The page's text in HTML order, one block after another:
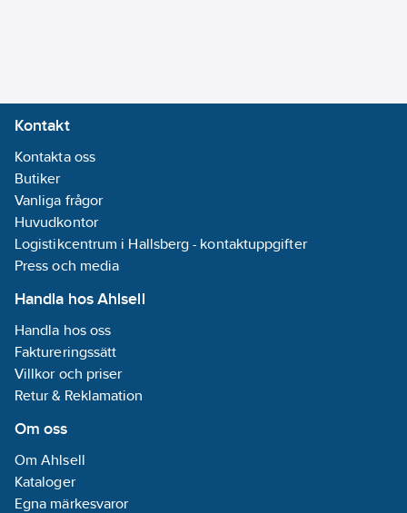
Kontakt
Kontakta oss
Butiker
Vanliga frågor
Huvudkontor
Logistikcentrum i Hallsberg - kontaktuppgifter
Press och media
Handla hos Ahlsell
Handla hos oss
Faktureringssätt
Villkor och priser
Retur & Reklamation
Om oss
Om Ahlsell
Kataloger
Egna märkesvaror